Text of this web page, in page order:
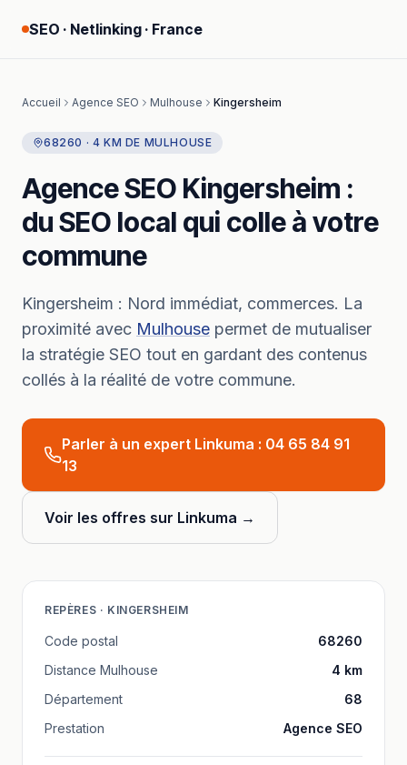
SEO · Netlinking · France
Accueil Agence SEO Mulhouse Kingersheim
68260 · 4 KM DE MULHOUSE
Agence SEO Kingersheim :
du SEO local qui colle à votre
commune
Kingersheim : Nord immédiat, commerces. La
proximité avec Mulhouse permet de mutualiser
la stratégie SEO tout en gardant des contenus
collés à la réalité de votre commune.
Parler à un expert Linkuma : 04 65 84 91
13
Voir les offres sur Linkuma →
REPÈRES · KINGERSHEIM
Code postal
68260
Distance Mulhouse 4 km
Département
68
Prestation
Agence SEO